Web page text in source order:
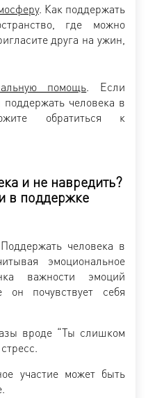
. Как поддержать
где можно
друга на ужин,
помощь. Если
поддержать человека в
обратиться к
и не навредить?
в поддержке
человека в
эмоциональное
важности эмоций
он почувствует себя
вроде “Ты слишком
участие может быть